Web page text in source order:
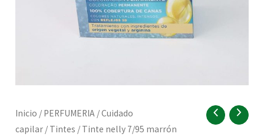
Inicio / PERFUMERIA /Cuidado
capilar / Tintes / Tinte nelly 7/95 marrón
Tinte
nelly